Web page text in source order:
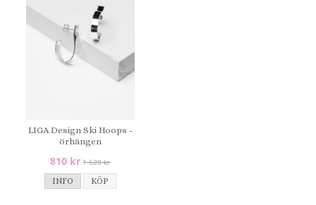
LIGA Design Ski Hoops -
örhängen
810 kr 1 620 kr
INFO
KÖP